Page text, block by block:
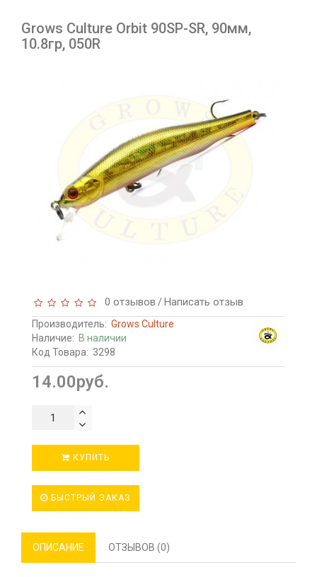
Grows Culture Orbit 90SP-SR, 90мм,
10.8гр, 050R
0 отзывов /Написать отзыв
Производитель: Grows Culture
Наличие: В наличии
Код Товара: 3298
14.00руб.
КУПИТЬ
БЫСТРЫЙ ЗАКАЗ
ОПИСАНИЕ ОТЗЫВОВ (0)